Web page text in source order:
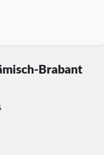
Brabant